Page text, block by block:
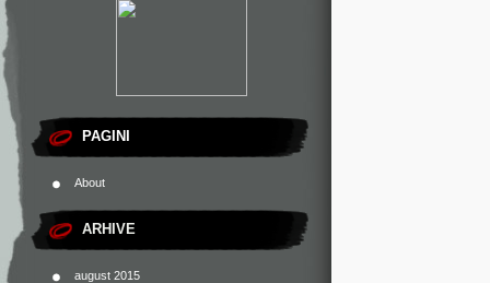
PAGINI
About
ARHIVE
august 2015